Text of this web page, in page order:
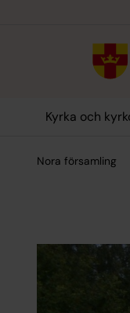
Kyrka och
Nora församling